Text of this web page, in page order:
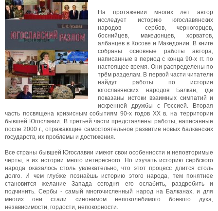
На протяжении многих лет автор
исследует историю югославянских
народов - сербов, черногорцев,
боснийцев, македонцев, хорватов,
албанцев в Косове и Македонии. В книге
собраны основные работы автора,
написанные в период с конца 90-х гг. по
настоящее время. Они распределены по
трём разделам. В первой части читатели
найдут работы по истории
югославянских народов Балкан, где
показаны истоки взаимных симпатий и
искренней дружбы с Россией. Вторая
часть посвящена кризисным событиям 90-х годов ХХ в. на территории
бывшей Югославии. В третьей части представлены работы, написанные
после 2000 г., отражающие самостоятельное развитие новых балканских
государств, их проблемы и достижения.
Все страны бывшей Югославии имеют свои особенности и неповторимые
черты, в их истории много интересного. Но изучать историю сербского
народа оказалось столь увлекательно, что этот процесс длится столь
долго. И чем глубже познаёшь историю этого народа, тем понятнее
становится желание Запада сегодня его ослабить, раздробить и
подчинить. Сербы - самый многочисленный народ на Балканах, и для
многих они стали синонимом непоколебимого боевого духа,
независимости, гордости, непокорности.